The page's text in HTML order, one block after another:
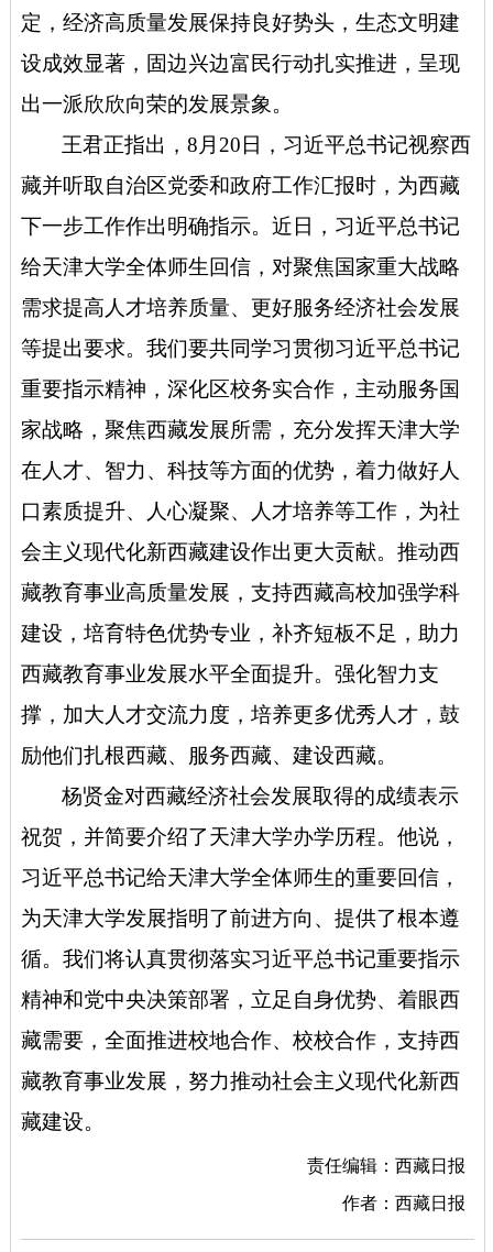
定，经济高质量发展保持良好势头，生态文明建
设成效显著，固边兴边富民行动扎实推进，呈现
出一派欣欣向荣的发展景象。
王君正指出，8月20日，习近平总书记视察西
藏并听取自治区党委和政府工作汇报时，为西藏
下一步工作作出明确指示。近日，习近平总书记
给天津大学全体师生回信，对聚焦国家重大战略
需求提高人才培养质量、更好服务经济社会发展
等提出要求。 我们要共同学习贯彻习近平总书记
重要指示精神，深化区校务实合作，主动服务国
家战略，聚焦西藏发展所需，充分发挥天津大学
在人才、智力、科技等方面的优势， 着力做好人
口素质提升、人心凝聚、人才培养等工作，为社
会主义现代化新西藏建设作出更大贡献。 推动西
藏教育事业高质量发展， 支持西藏高校加强学科
建设，培育特色优势专业，补齐短板不足，助力
西藏教育事业发展水平全面提升。 强化智力支
撑， 加大人才交流力度，培养更多优秀人才，鼓
励他们扎根西藏、服务西藏、建设西藏。
杨贤金对西藏经济社会发展取得的成绩表示
祝贺，并简要介绍了天津大学办学历程。他说，
习近平总书记给天津大学全体师生的重要回信，
为天津大学发展指明了前进方向、提供了根本遵
循。我们将认真贯彻落实习近平总书记重要指示
精神和党中央决策部署，立足自身优势、着眼西
藏需要，全面推进校地合作、校校合作，支持西
藏教育事业发展，努力推动社会主义现代化新西
藏建设。
责任编辑：西藏日报
作者：西藏日报